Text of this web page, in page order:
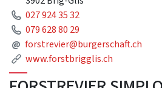
Phone
027 924 35 32
Phone
079 628 80 29
@ Mail
forstrevier@burgerschaft.ch
Link
www.forstbrigglis.ch